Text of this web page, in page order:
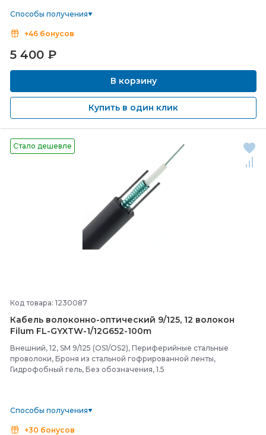
Способы получения
+46 бонусов
5 400 ₽
В корзину
Купить в один клик
Стало дешевле
Код товара: 1230087
Кабель волоконно-оптический 9/125, 12 волокон
Filum FL-GYXTW-1/12G652-100m
Внешний, 12, SM 9/125 (OS1/OS2), Периферийные стальные
проволоки, Броня из стальной гофрированной ленты,
Гидрофобный гель, Без обозначения, 1.5
Способы получения
+30 бонусов